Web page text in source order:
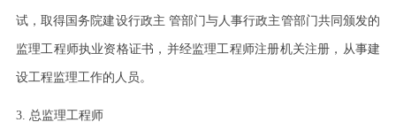
试，取得国务院建设行政主 管部门与人事行政主管部门共同颁发的
监理工程师执业资格证书，并经监理工程师注册机关注册，从事建
设工程监理工作的人员。
3. 总监理工程师